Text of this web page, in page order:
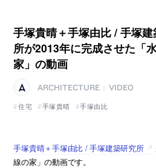
手塚貴晴＋手塚由比 / 手塚
所が2013年に完成させた「
家」の動画
ARCHITECTURE
VIDEO
住宅
手塚貴晴 手塚由比
手塚貴晴＋手塚由比 / 手塚建築研究所
線の家」の動画です。